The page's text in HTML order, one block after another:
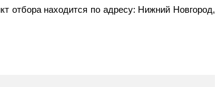
отбора находится по адресу: Нижний Новгород,